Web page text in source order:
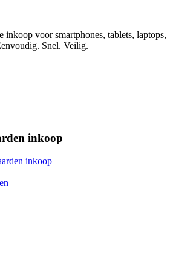
inkoop voor smartphones, tablets, laptops,
Snel. Veilig.
inkoop
inkoop